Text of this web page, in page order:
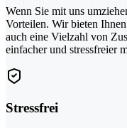
Wenn Sie mit uns
Vorteilen. Wir bieten
auch eine Vielzahl von
einfacher und stressfreier
Stressfrei